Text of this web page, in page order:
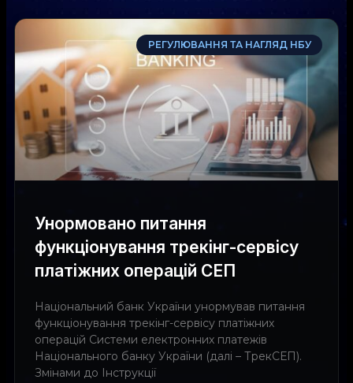
РЕГУЛЮВАННЯ ТА НАГЛЯД НБУ
Унормовано питання
функціонування трекінг-сервісу
платіжних операцій СЕП
Національний банк України унормував питання
функціонування трекінг-сервісу платіжних
операцій Системи електронних платежів
Національного банку України (далі – ТрекСЕП).
Змінами до Інструкції